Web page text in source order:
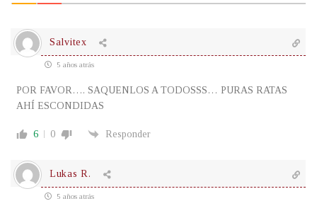
Salvitex
5 años atrás
POR FAVOR…. SAQUENLOS A TODOSSS… PURAS RATAS
AHÍ ESCONDIDAS
6 0 Responder
Lukas R.
5 años atrás